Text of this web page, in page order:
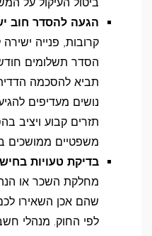
הגעה להסדר חוב
קרובות, פנייה
הסדר תשלומים
תביא להסכמה
נושים מעדיפים
תזרים קבוע ויציב
משפטיים ממושכים
בדיקת טעויות
מחלקת השכר או
שהם אכן השאירו
לפי החוק. מנהלי